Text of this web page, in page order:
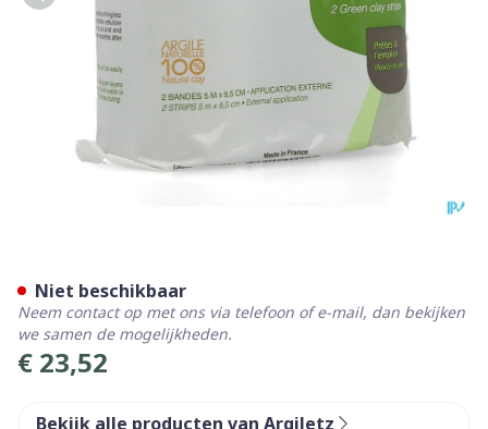
€ 23,52
Niet beschikbaar
Neem contact op met ons via telefoon of e-mail, dan bekijken
we samen de mogelijkheden.
Bekijk alle producten van Argiletz